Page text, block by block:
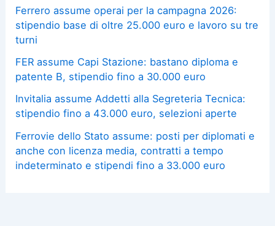
Ferrero assume operai per la campagna 2026:
stipendio base di oltre 25.000 euro e lavoro su tre
turni
FER assume Capi Stazione: bastano diploma e
patente B, stipendio fino a 30.000 euro
Invitalia assume Addetti alla Segreteria Tecnica:
stipendio fino a 43.000 euro, selezioni aperte
Ferrovie dello Stato assume: posti per diplomati e
anche con licenza media, contratti a tempo
indeterminato e stipendi fino a 33.000 euro